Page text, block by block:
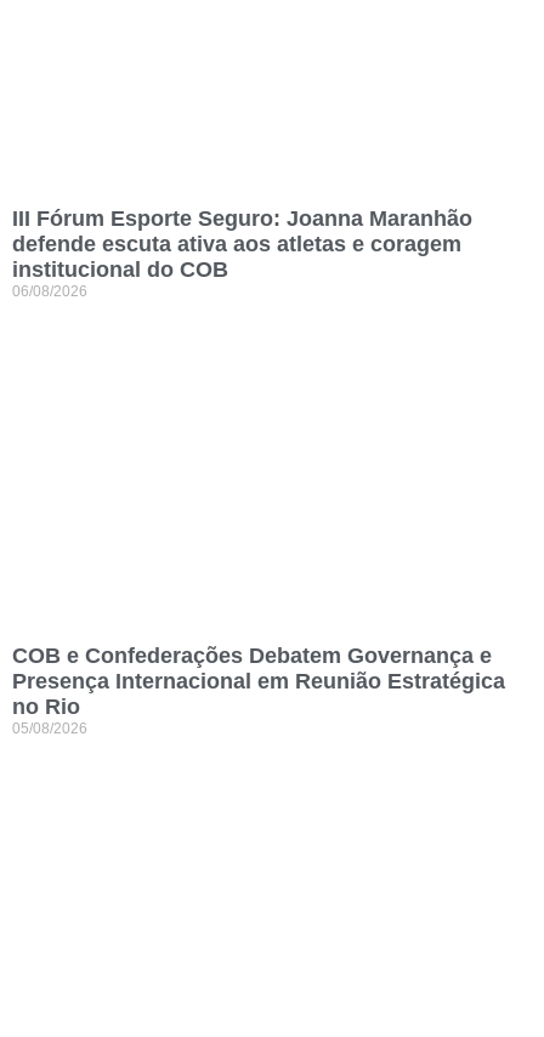
III Fórum Esporte Seguro: Joanna Maranhão
defende escuta ativa aos atletas e coragem
institucional do COB
06/08/2026
COB e Confederações Debatem Governança e
Presença Internacional em Reunião Estratégica
no Rio
05/08/2026